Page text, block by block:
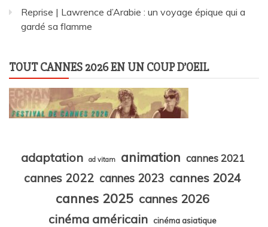
Reprise | Lawrence d’Arabie : un voyage épique qui a
gardé sa flamme
TOUT CANNES 2026 EN UN COUP D’OEIL
adaptation ad vitam animation cannes 2021
cannes 2022 cannes 2023 cannes 2024
cannes 2025 cannes 2026
cinéma américain
cinéma asiatique